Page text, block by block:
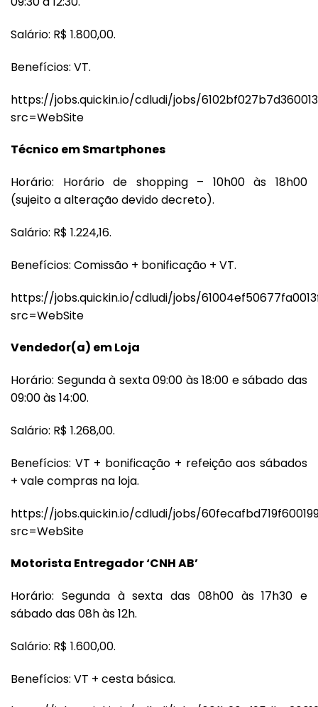
Salário: R$ 1.800,00.
Benefícios: VT.
https://jobs.quickin.io/cdludi/jobs/
src=WebSite
Técnico em Smartphones
Horário: Horário de shopping – 10h00 às 18h00
(sujeito a alteração devido decreto).
Salário: R$ 1.224,16.
Benefícios: Comissão + bonificação + VT.
https://jobs.quickin.io/cdludi/jobs/
src=WebSite
Vendedor(a) em Loja
Horário: Segunda à sexta 09:00 às 18:00 e sábado das
09:00 às 14:00.
Salário: R$ 1.268,00.
Benefícios: VT + bonificação + refeição aos sábados
+ vale compras na loja.
https://jobs.quickin.io/cdludi/jobs/
src=WebSite
Motorista Entregador ‘CNH AB’
Horário: Segunda à sexta das 08h00 às 17h30 e
sábado das 08h às 12h.
Salário: R$ 1.600,00.
Benefícios: VT + cesta básica.